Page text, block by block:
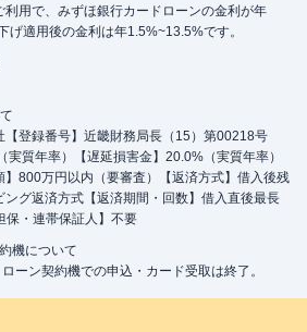
用で、みずほ銀行カードローンの金利が年
げ適用後の金利は年1.5%~13.5%です。
登録番号】近畿財務局長（15）第00218号
実質年率）【遅延損害金】20.0%（実質年率）
】800万円以内（要審査）【返済方式】借入後残
グ返済方式【返済期間・回数】借入直後最長
保・連帯保証人】不要
機について
ーン契約機での申込・カード受取は終了。